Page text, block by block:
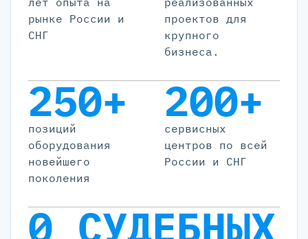
рынке России и
СНГ
проектов для
крупного
бизнеса.
250+
позиций
оборудования
новейшего
поколения
200+
cервисных
центров по всей
России и СНГ
0 СУДЕБНЫХ